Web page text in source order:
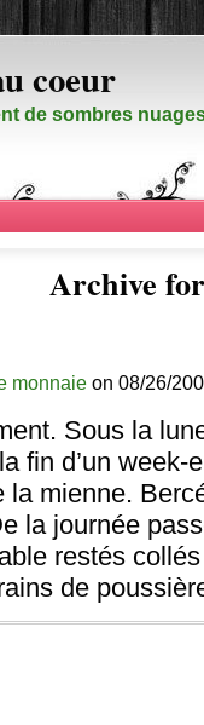
coeur
de sombres
Archive
monnaie on 08/26/
Sous la
fin d’un week-
la mienne.
la journée
restés
de